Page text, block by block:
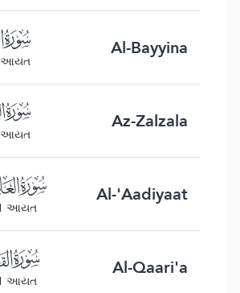
આયત Al-Bayyina
આયત Az-Zalzala
આયત Al-'Aadiyaat
આયત Al-Qaari'a